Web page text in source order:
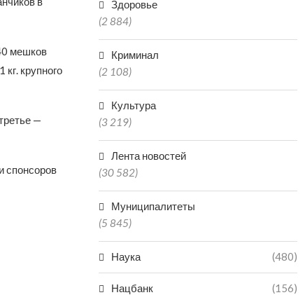
мешков
крупного
—
спонсоров
Здоровье
(2 884)
Криминал
(2 108)
Культура
(3 219)
Лента новостей
(30 582)
Муниципалитеты
(5 845)
Наука (480)
Нацбанк (156)